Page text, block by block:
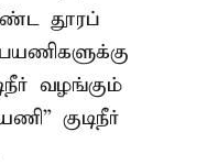
தூரப்
வழங்கும்
குடிநீர்